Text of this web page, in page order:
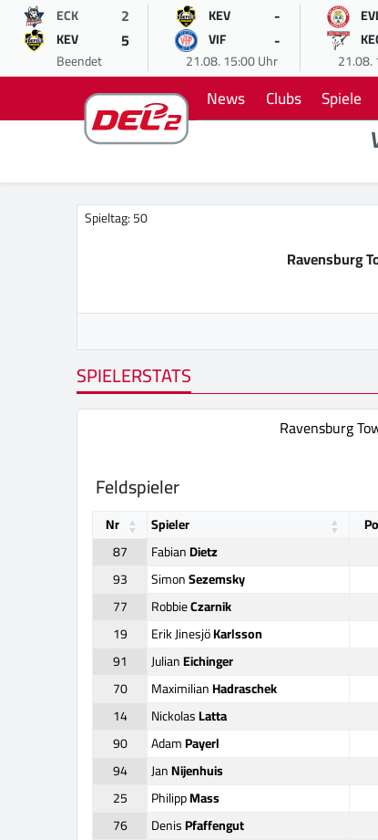
ECK 2
KEV 5
Beendet
KEV -
VIF -
21.08. 15:00 Uhr 21.08.
News Clubs Spiele
Spieltag: 50
Ravensburg
SPIELERSTATS
Ravensburg
Feldspieler
Nr Spieler
87
FabianDietz
93
SimonSezemsky
77
RobbieCzarnik
19
Erik JinesjöKarlsson
91
JulianEichinger
70
MaximilianHadraschek
14
NickolasLatta
90
AdamPayerl
94
JanNijenhuis
25
PhilippMass
76
DenisPfaffengut